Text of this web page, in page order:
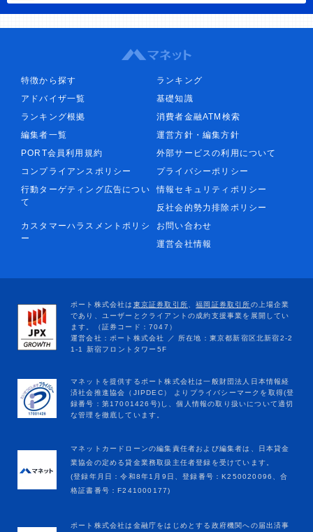
特徴から探す
ランキング
アドバイザ一覧
基礎知識
ランキング根拠
消費者金融ATM検索
編集者一覧
運営方針・編集方針
PORT会員利用規約
外部サービスの利用について
コンプライアンスポリシー
プライバシーポリシー
行動ターゲティング広告につい
て
情報セキュリティポリシー
反社会的勢力排除ポリシー
カスタマーハラスメントポリシ
ー
お問い合わせ
運営会社情報
マネットカードローンの編集責任者および編集者は、日本貸金
業協会の定める貸金業務取扱主任者登録を受けています。
(登録年月日：令和8年1月9日、登録番号：K250020096、合
格証書番号：F241000177)
ポート株式会社は金融庁をはじめとする政府機関への届出済事